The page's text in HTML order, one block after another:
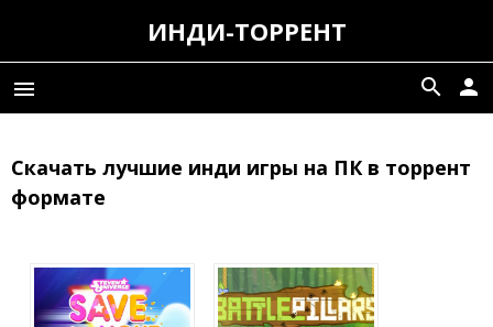
ИНДИ-ТОРРЕНТ
menu person
search
Скачать лучшие инди игры на ПК в торрент
формате